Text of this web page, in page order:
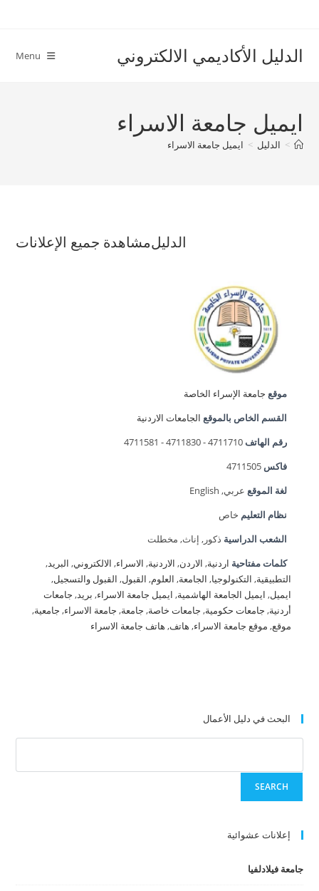
الدليل الأكاديمي الالكتروني Menu
ايميل جامعة الاسراء
> الدليل > ايميل جامعة الاسراء
الدليلمشاهدة جميع الإعلانات
موقع جامعة الإسراء الخاصة
القسم الخاص بالموقع الجامعات الاردنية
رقم الهاتف 4711710 - 4711830 - 4711581
فاكس 4711505
لغة الموقع عربي, English
نظام التعليم خاص
الشعب الدراسية ذكور, إناث, مخطلت
كلمات مفتاحية اردنية, الاردن, الاردنية, الاسراء, الالكتروني, البريد,
التطبيقية, التكنولوجيا, الجامعة, العلوم, القبول, القبول والتسجيل,
ايميل, ايميل الجامعة الهاشمية, ايميل جامعة الاسراء, بريد, جامعات
أردنية, جامعات حكومية, جامعات خاصة, جامعة, جامعة الاسراء, جامعية,
موقع, موقع جامعة الاسراء, هاتف, هاتف جامعة الاسراء
البحث في دليل الأعمال
إعلانات عشوائية
جامعة فيلادلفيا